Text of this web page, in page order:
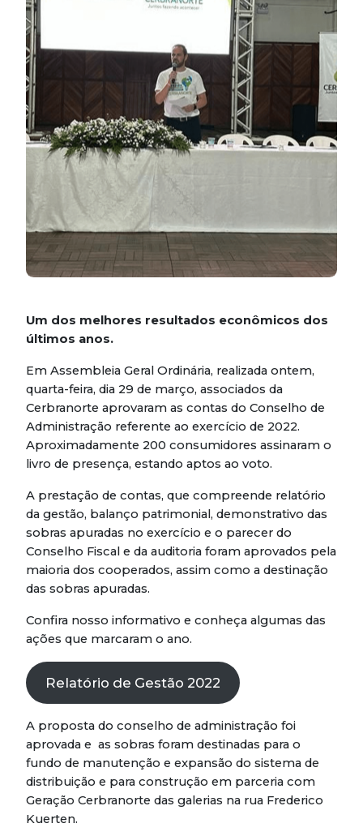
Um dos melhores resultados econômicos dos
últimos anos.
Em Assembleia Geral Ordinária, realizada ontem,
quarta-feira, dia 29 de março, associados da
Cerbranorte aprovaram as contas do Conselho de
Administração referente ao exercício de 2022.
Aproximadamente 200 consumidores assinaram o
livro de presença, estando aptos ao voto.
A prestação de contas, que compreende relatório
da gestão, balanço patrimonial, demonstrativo das
sobras apuradas no exercício e o parecer do
Conselho Fiscal e da auditoria foram aprovados pela
maioria dos cooperados, assim como a destinação
das sobras apuradas.
Confira nosso informativo e conheça algumas das
ações que marcaram o ano.
Relatório de Gestão 2022
A proposta do conselho de administração foi
aprovada e as sobras foram destinadas para o
fundo de manutenção e expansão do sistema de
distribuição e para construção em parceria com
Geração Cerbranorte das galerias na rua Frederico
Kuerten.